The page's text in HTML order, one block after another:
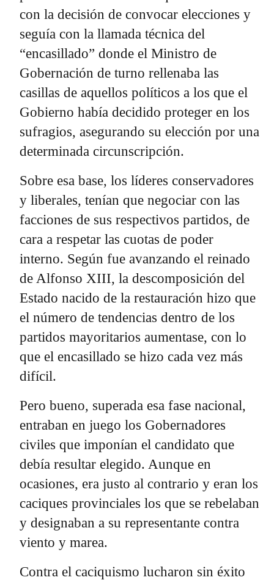
con la decisión de convocar elecciones y
seguía con la llamada técnica del
“encasillado” donde el Ministro de
Gobernación de turno rellenaba las
casillas de aquellos políticos a los que el
Gobierno había decidido proteger en los
sufragios, asegurando su elección por una
determinada circunscripción.
Sobre esa base, los líderes conservadores
y liberales, tenían que negociar con las
facciones de sus respectivos partidos, de
cara a respetar las cuotas de poder
interno. Según fue avanzando el reinado
de Alfonso XIII, la descomposición del
Estado nacido de la restauración hizo que
el número de tendencias dentro de los
partidos mayoritarios aumentase, con lo
que el encasillado se hizo cada vez más
difícil.
Pero bueno, superada esa fase nacional,
entraban en juego los Gobernadores
civiles que imponían el candidato que
debía resultar elegido. Aunque en
ocasiones, era justo al contrario y eran los
caciques provinciales los que se rebelaban
y designaban a su representante contra
viento y marea.
Contra el caciquismo lucharon sin éxito